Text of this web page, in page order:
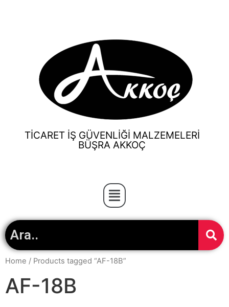
TİCARET İŞ GÜVENLİĞİ MALZEMELERİ
BÜŞRA AKKOÇ
Home / Products tagged “AF-18B”
AF-18B